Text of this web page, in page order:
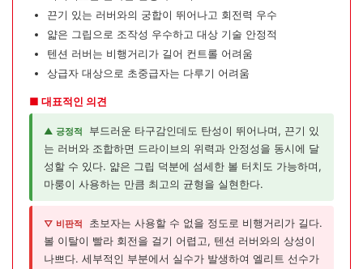
끈기 있는 러버와의 궁합이 뛰어나고 회전력 우수
얇은 그립으로 조작성 우수하고 대상 기술 안정적
텐션 러버는 비행거리가 길어 컨트롤 어려움
상급자 대상으로 초중급자는 다루기 어려움
■ 대표적인 의견
▲ 긍정적
부드러운 타구감인데도 탄성이 뛰어나며, 끈기 있
는 러버와 조합하면 드라이브의 위력과 안정성을 동시에 달
성할 수 있다. 얇은 그립 덕분에 섬세한 볼 터치도 가능하며,
마룽이 사용하는 만큼 최고의 균형을 실현한다.
▽ 비판적
초보자는 사용할 수 없을 정도로 비행거리가 길다.
볼 이탈이 빨라 회전을 걸기 어렵고, 텐션 러버와의 상성이
나쁘다. 세부적인 부분에서 실수가 발생하여 엘리트 선수가